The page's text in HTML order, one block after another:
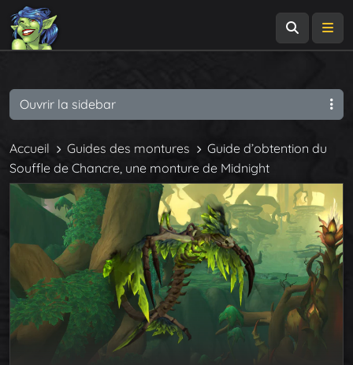
Accueil Guides des montures
Guide d’obtention du
Souffle de Chancre, une monture de Midnight
Ouvrir la sidebar